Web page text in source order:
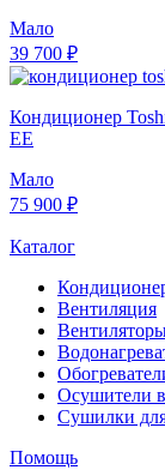
Мало
39 700 ₽
Кондиционер
EE
Мало
75 900 ₽
Каталог
Вентиляция
Осушители
Сушилки
Помощь